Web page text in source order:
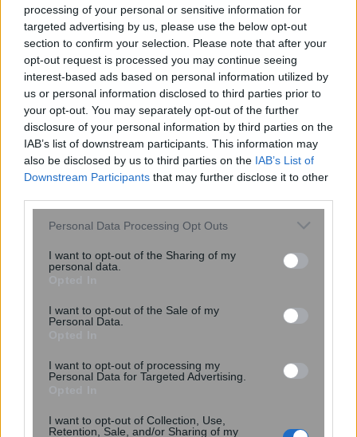
processing of your personal or sensitive information for
targeted advertising by us, please use the below opt-out
section to confirm your selection. Please note that after your
opt-out request is processed you may continue seeing
interest-based ads based on personal information utilized by
us or personal information disclosed to third parties prior to
your opt-out. You may separately opt-out of the further
disclosure of your personal information by third parties on the
IAB’s list of downstream participants. This information may
also be disclosed by us to third parties on the IAB’s List of
Downstream Participants that may further disclose it to other
Please note that this website/app uses one or more Google
not limited to your visit or usage behaviour. You may click to
grant or deny consent to Google and its third-party tags to
consent section.
Personal Data Processing Opt Outs
I want to opt-out of the Sharing of my
personal data.
I want to opt-out of the Sale of my
Personal Data.
I want to opt-out of processing my
Personal Data for Targeted Advertising.
I want to opt-out of Collection, Use,
Retention, Sale, and/or Sharing of my
«Φρένο» στα πετρελαιοκίνητα
αυτοκίνητα βάζει η Στουτγάρδη